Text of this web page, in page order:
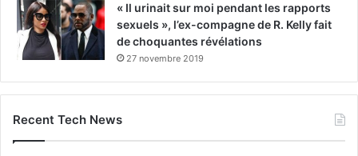
« Il urinait sur moi pendant les rapports
sexuels », l’ex-compagne de R. Kelly fait
de choquantes révélations
27 novembre 2019
Recent Tech News